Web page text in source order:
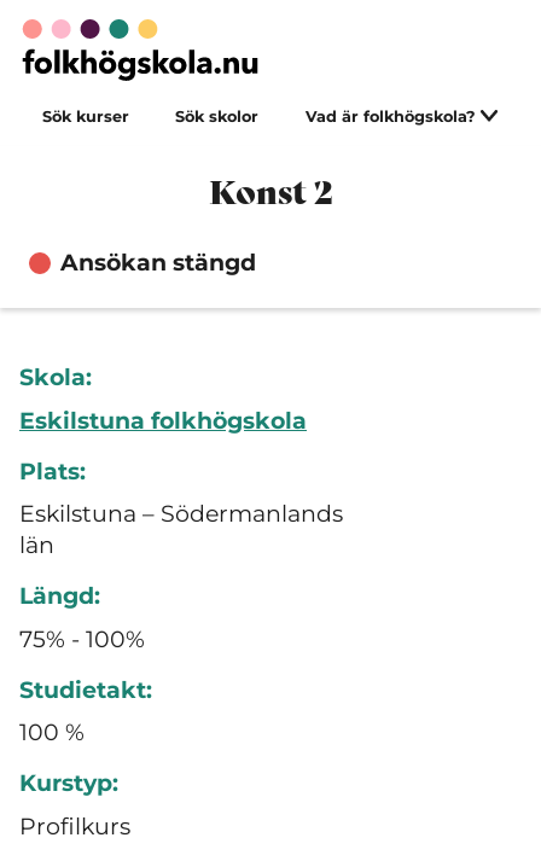
Sök kurser Sök skolor Vad är folkhögskola?
Konst 2
Ansökan stängd
Skola:
Eskilstuna folkhögskola
Plats:
Eskilstuna – Södermanlands
län
Längd:
75% - 100%
Studietakt:
100 %
Kurstyp:
Profilkurs